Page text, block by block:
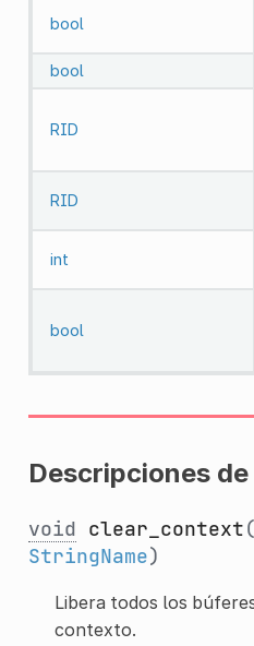
bool
bool
RID
RID
int
bool
Descripciones
void clear_context
StringName)
Libera todos los
contexto.